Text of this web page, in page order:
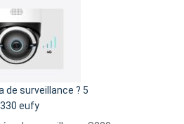
de surveillance ? 5
eufy